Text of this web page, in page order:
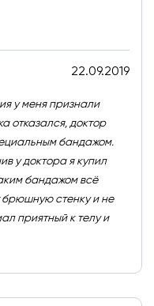
22.09.2019
у меня признали
отказался, доктор
бандажом.
у доктора я купил
бандажом всё
стенку и не
приятный к телу и